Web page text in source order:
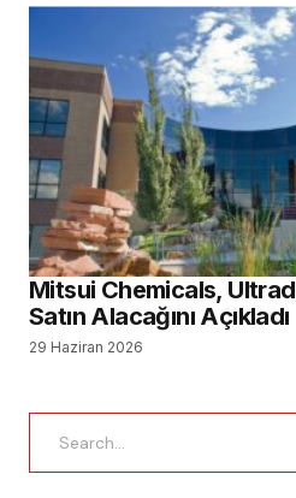
Mitsui Chemicals,
Satın Alacağını Açıkladı
29 Haziran 2026